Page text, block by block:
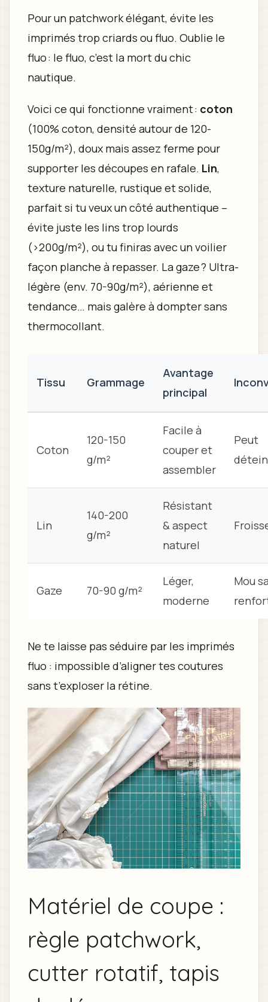
Pour un patchwork élégant, évite les
imprimés trop criards ou fluo. Oublie le
fluo : le fluo, c’est la mort du chic
nautique.
Voici ce qui fonctionne vraiment : coton
(100% coton, densité autour de 120-
150g/m²), doux mais assez ferme pour
supporter les découpes en rafale. Lin,
texture naturelle, rustique et solide,
parfait si tu veux un côté authentique –
évite juste les lins trop lourds
(>200g/m²), ou tu finiras avec un voilier
façon planche à repasser. La gaze ? Ultra-
légère (env. 70-90g/m²), aérienne et
tendance… mais galère à dompter sans
thermocollant.
Tissu Grammage
Avantage
principal
Coton
120-150
g/m²
Facile à
couper et
assembler
Peut
Lin
140-200
g/m²
Résistant
& aspect
naturel
Gaze 70-90 g/m²
Léger,
moderne
Mou
Ne te laisse pas séduire par les imprimés
fluo : impossible d’aligner tes coutures
sans t’exploser la rétine.
Matériel de coupe :
règle patchwork,
cutter rotatif, tapis